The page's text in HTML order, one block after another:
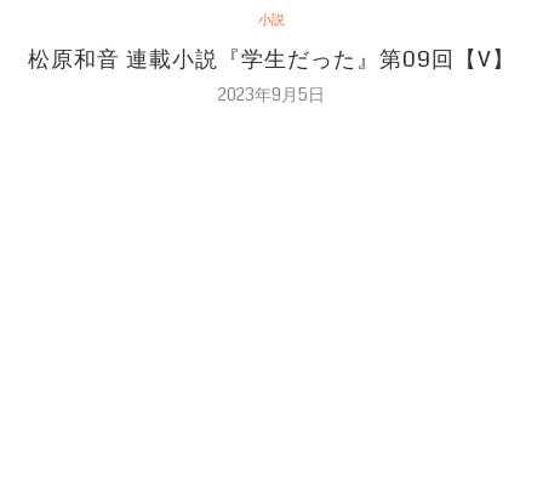
小説
松原和音 連載小説『学生だった』第09回【V】
2023年9月5日